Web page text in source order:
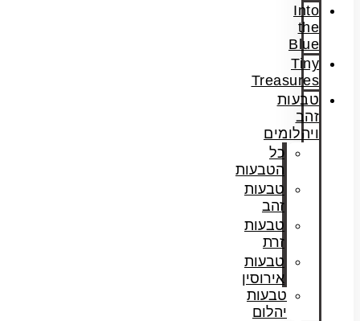
Into
the
Blue
Tiny
Treasures
טבעות
זהב
ויהלומים
כל
הטבעות
טבעות
זהב
טבעות
זרת
טבעות
אירוסין
טבעות
יהלום